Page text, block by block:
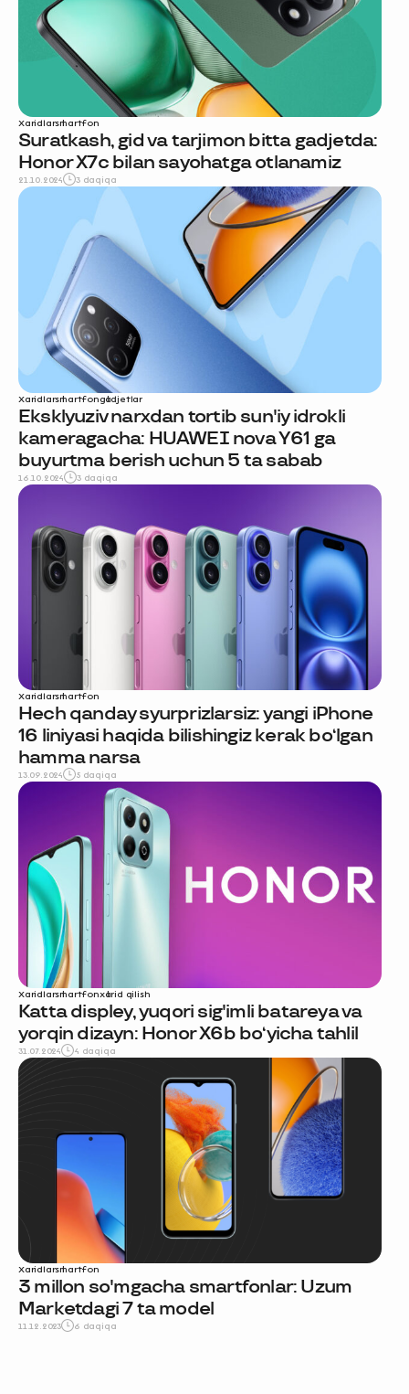
Xaridlarsmartfon
Suratkash, gid va tarjimon bitta gadjetda:
Honor X7c bilan sayohatga otlanamiz
21.10.2024 3 daqiqa
Xaridlarsmartfongadjetlar
Eksklyuziv narxdan tortib sun'iy idrokli
kameragacha: HUAWEI nova Y61 ga
buyurtma berish uchun 5 ta sabab
16.10.2024 3 daqiqa
Xaridlarsmartfon
Hech qanday syurprizlarsiz: yangi iPhone
16 liniyasi haqida bilishingiz kerak bo‘lgan
hamma narsa
13.09.2024 5 daqiqa
Xaridlarsmartfonxarid qilish
Katta displey, yuqori sig'imli batareya va
yorqin dizayn: Honor X6b bo‘yicha tahlil
31.07.2024 4 daqiqa
Xaridlarsmartfon
3 millon so'mgacha smartfonlar: Uzum
Marketdagi 7 ta model
11.12.2023 6 daqiqa